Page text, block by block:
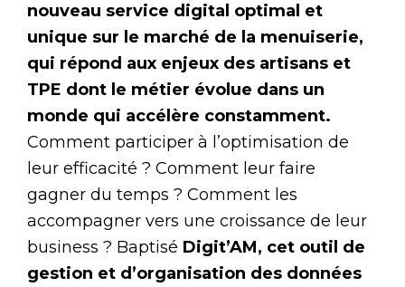
nouveau service digital optimal et
unique sur le marché de la menuiserie,
qui répond aux enjeux des artisans et
TPE dont le métier évolue dans un
monde qui accélère constamment.
Comment participer à l’optimisation de
leur efficacité ? Comment leur faire
gagner du temps ? Comment les
accompagner vers une croissance de leur
business ? Baptisé Digit’AM, cet outil de
gestion et d’organisation des données